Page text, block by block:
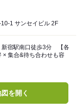
1 サンセイビル 2F
宿駅南口徒歩3分 【各
× 集合&待ち合わせも容
を開く